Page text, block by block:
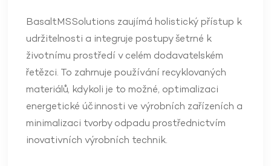
BasaltMSSolutions zaujímá holistický přístup k
udržitelnosti a integruje postupy šetrné k
životnímu prostředí v celém dodavatelském
řetězci. To zahrnuje používání recyklovaných
materiálů, kdykoli je to možné, optimalizaci
energetické účinnosti ve výrobních zařízeních a
minimalizaci tvorby odpadu prostřednictvím
inovativních výrobních technik.